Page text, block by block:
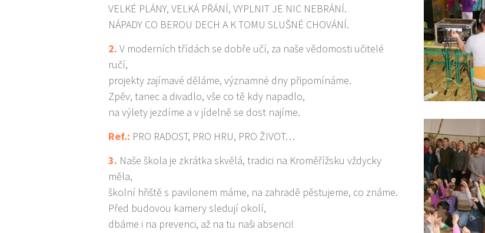
VELKÉ PLÁNY, VELKÁ PŘÁNÍ, VYPLNIT JE NIC NEBRÁNÍ.
NÁPADY CO BEROU DECH A K TOMU SLUŠNÉ CHOVÁNÍ.
2. V moderních třídách se dobře učí, za naše vědomosti učitelé
ručí,
projekty zajímavé děláme, významné dny připomínáme.
Zpěv, tanec a divadlo, vše co tě kdy napadlo,
na výlety jezdíme a v jídelně se dost najíme.
Ref.: PRO RADOST, PRO HRU, PRO ŽIVOT…
3. Naše škola je zkrátka skvělá, tradici na Kroměřížsku vždycky
měla,
školní hřiště s pavilonem máme, na zahradě pěstujeme, co známe.
Před budovou kamery sledují okolí,
dbáme i na prevenci, až na tu naši absenci!